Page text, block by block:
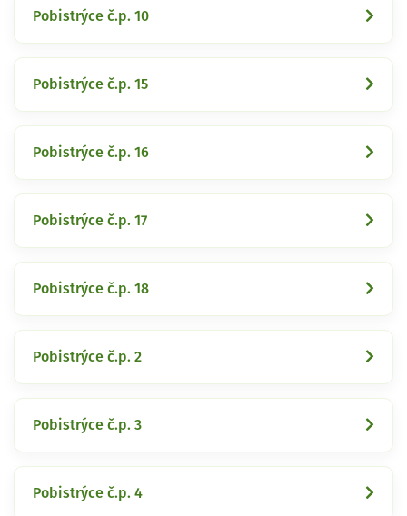
Pobistrýce č.p. 10
Pobistrýce č.p. 15
Pobistrýce č.p. 16
Pobistrýce č.p. 17
Pobistrýce č.p. 18
Pobistrýce č.p. 2
Pobistrýce č.p. 3
Pobistrýce č.p. 4